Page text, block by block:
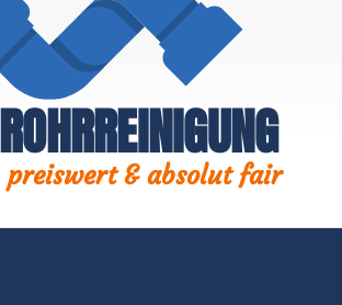
preiswert & absolut fair